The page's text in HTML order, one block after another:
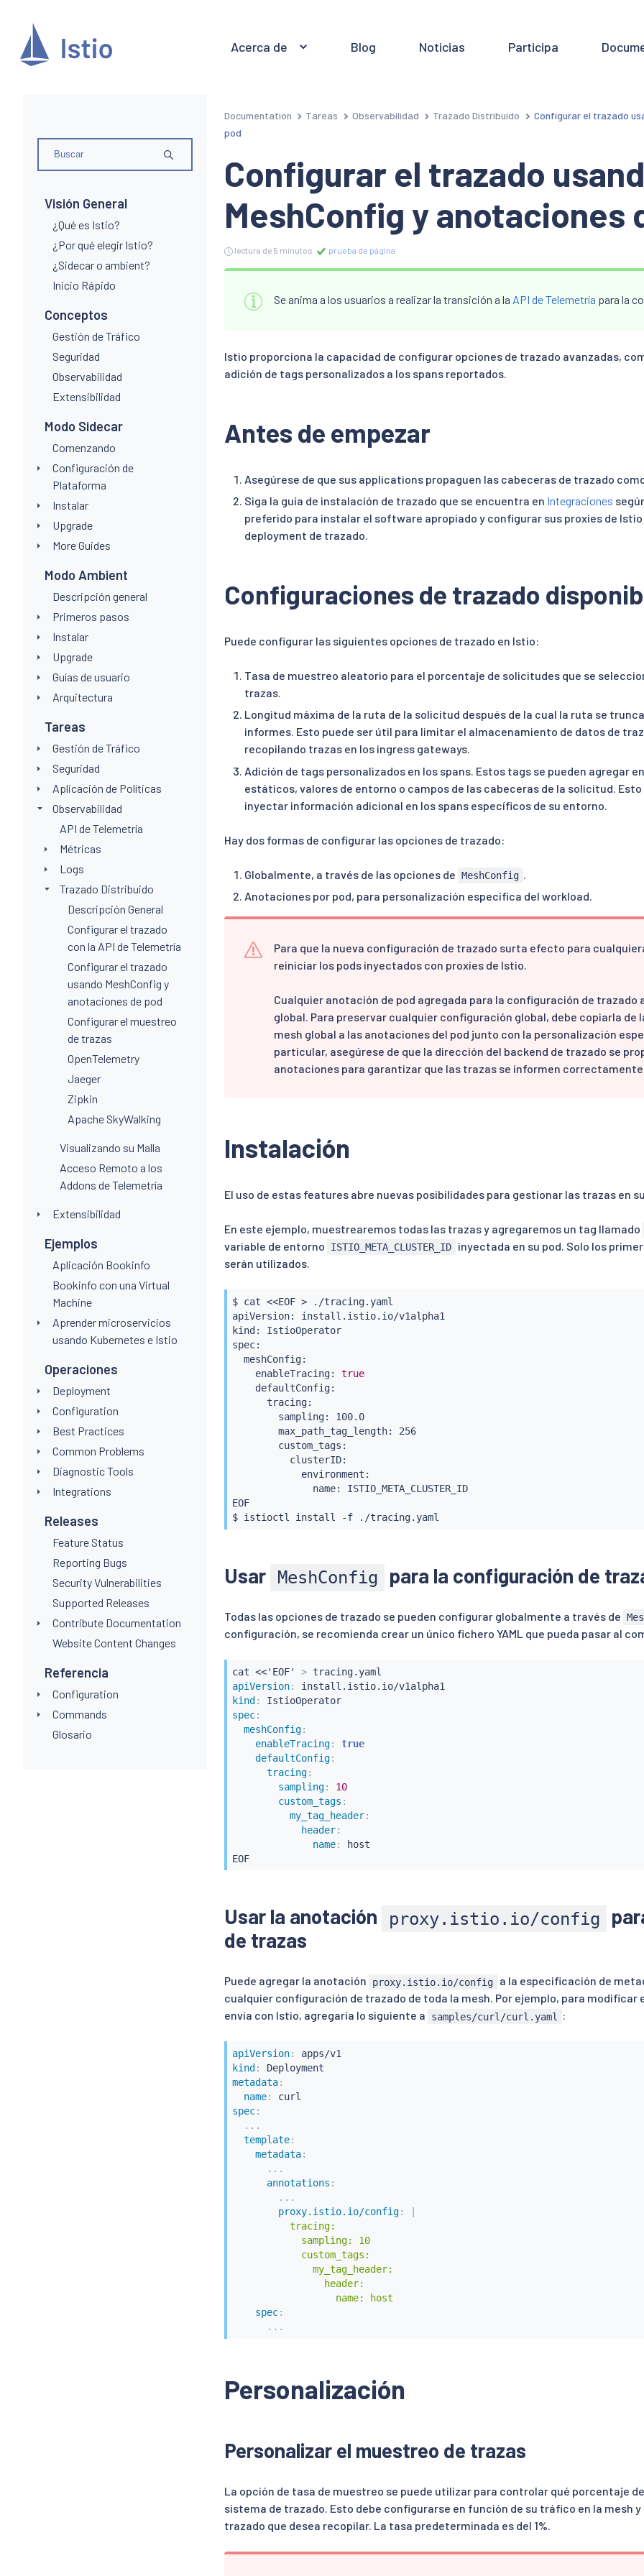
Acerca de Blog Noticias Participa
Visión General
¿Qué es Istio?
¿Por qué elegir Istio?
¿Sidecar o ambient?
Inicio Rápido
Conceptos
Gestión de Tráfico
Seguridad
Observabilidad
Extensibilidad
Modo Sidecar
Comenzando
Configuración de
Plataforma
Instalar
Upgrade
More Guides
Modo Ambient
Descripción general
Primeros pasos
Instalar
Upgrade
Guías de usuario
Arquitectura
Tareas
Gestión de Tráfico
Seguridad
Aplicación de Políticas
Observabilidad
API de Telemetría
Métricas
Logs
Trazado Distribuido
Descripción General
Configurar el trazado
con la API de Telemetría
Configurar el trazado
usando MeshConfig y
anotaciones de pod
Configurar el muestreo
de trazas
OpenTelemetry
Jaeger
Zipkin
Apache SkyWalking
Visualizando su Malla
Acceso Remoto a los
Addons de Telemetría
Extensibilidad
Ejemplos
Aplicación Bookinfo
Bookinfo con una Virtual
Machine
Aprender microservicios
usando Kubernetes e Istio
Operaciones
Deployment
Configuration
Best Practices
Common Problems
Diagnostic Tools
Integrations
Releases
Feature Status
Reporting Bugs
Security Vulnerabilities
Supported Releases
Contribute Documentation
Website Content Changes
Referencia
Configuration
Commands
Glosario
Documentation Tareas Observabilidad Trazado Distribuido
Configurar el trazado
pod
Configurar el trazado
MeshConfig y anotaciones
lectura de 5 minutos prueba de página
Se anima a los usuarios a realizar la transición a la API de Telemetría para la
Istio proporciona la capacidad de configurar opciones de trazado avanzadas,
adición de tags personalizados a los spans reportados.
Antes de empezar
Asegúrese de que sus applications propaguen las cabeceras de trazado
Siga la guía de instalación de trazado que se encuentra en Integraciones
preferido para instalar el software apropiado y configurar sus proxies de
deployment de trazado.
Configuraciones de trazado
Puede configurar las siguientes opciones de trazado en Istio:
Tasa de muestreo aleatorio para el porcentaje de solicitudes que se
trazas.
Longitud máxima de la ruta de la solicitud después de la cual la ruta se
informes. Esto puede ser útil para limitar el almacenamiento de datos de
recopilando trazas en los ingress gateways.
Adición de tags personalizados en los spans. Estos tags se pueden agregar
estáticos, valores de entorno o campos de las cabeceras de la solicitud.
inyectar información adicional en los spans específicos de su entorno.
Hay dos formas de configurar las opciones de trazado:
Globalmente, a través de las opciones de MeshConfig .
Anotaciones por pod, para personalización específica del workload.
Para que la nueva configuración de trazado surta efecto para
reiniciar los pods inyectados con proxies de Istio.
Cualquier anotación de pod agregada para la configuración de trazado
global. Para preservar cualquier configuración global, debe copiarla de
mesh global a las anotaciones del pod junto con la personalización
particular, asegúrese de que la dirección del backend de trazado se
anotaciones para garantizar que las trazas se informen
Instalación
El uso de estas features abre nuevas posibilidades para gestionar las trazas en
En este ejemplo, muestrearemos todas las trazas y agregaremos un tag llamado
variable de entorno
ISTIO_META_CLUSTER_ID
inyectada en su pod. Solo los
serán utilizados.
$ cat <<EOF > ./tracing.yaml
apiVersion: install.istio.io/v1alpha1
kind: IstioOperator
spec:
  meshConfig:
    enableTracing:
true
    defaultConfig:
      tracing:
        sampling: 100.0
        max_path_tag_length: 256
        custom_tags:
          clusterID:
            environment:
              name: ISTIO_META_CLUSTER_ID
EOF
$ istioctl install
Usar MeshConfig para la configuración de
Todas las opciones de trazado se pueden configurar globalmente a través de
configuración, se recomienda crear un único fichero YAML que pueda pasar al
cat <<'EOF' >
apiVersion:
kind:
IstioOperator
spec:
meshConfig:
enableTracing:
true
defaultConfig:
tracing:
sampling:
10
custom_tags :
my_tag_header:
header:
name:
host
EOF
Usar la anotación proxy.istio.io/config
de trazas
Puede agregar la anotación proxy.istio.io/config
a la especificación de
cualquier configuración de trazado de toda la mesh. Por ejemplo, para modificar
envía con Istio, agregaría lo siguiente a
samples/curl/curl.yaml :
apiVersion:
kind :
metadata:
name:
spec:
...
template:
metadata:
...
annotations :
...
proxy.istio.io/config:
          tracing:
            sampling: 10
            custom_tags:
              my_tag_header:
                header:
                  name: host
spec:
...
Personalización
Personalizar el muestreo de trazas
La opción de tasa de muestreo se puede utilizar para controlar qué porcentaje
sistema de trazado. Esto debe configurarse en función de su tráfico en la mesh
trazado que desea recopilar. La tasa predeterminada es del 1%.